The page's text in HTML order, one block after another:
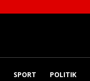
SPORT POLITIK